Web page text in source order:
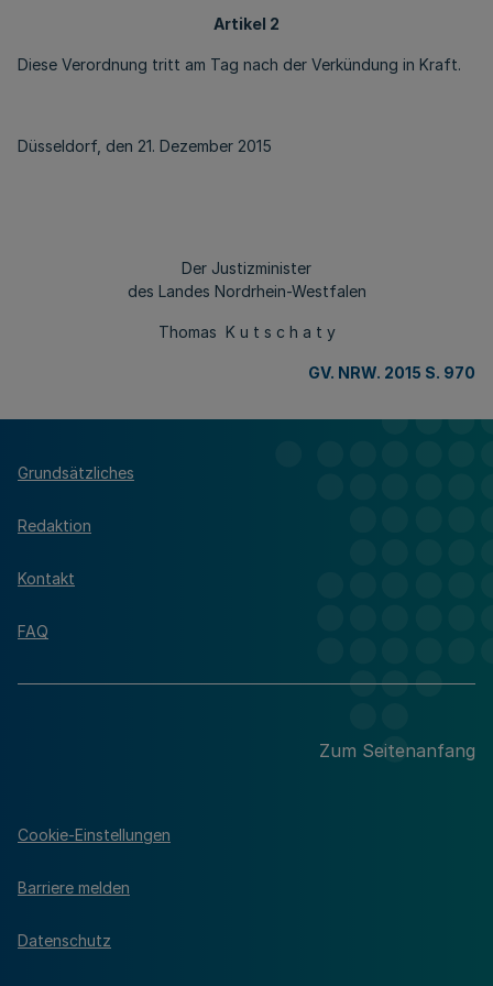
Artikel 2
Diese Verordnung tritt am Tag nach der Verkündung in Kraft.
Düsseldorf, den 21. Dezember 2015
Der Justizminister
des Landes Nordrhein-Westfalen
Thomas K u t s c h a t y
GV. NRW. 2015 S. 970
Grundsätzliches
Redaktion
Kontakt
FAQ
Zum Seitenanfang
Cookie-Einstellungen
Barriere melden
Datenschutz